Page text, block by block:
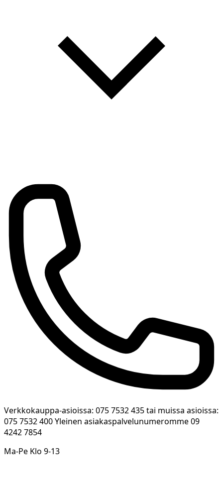
Verkkokauppa-asioissa: 075 7532 435 tai muissa asioissa:
075 7532 400 Yleinen asiakaspalvelunumeromme 09
4242 7854
Ma-Pe Klo 9-13